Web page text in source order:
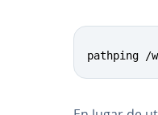
pathping /